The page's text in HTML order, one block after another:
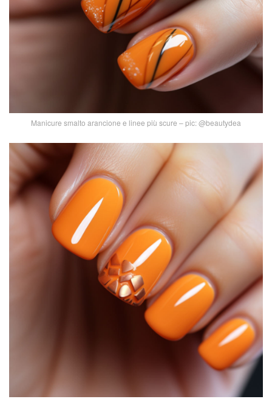
Manicure smalto arancione e linee più scure – pic: @beautydea